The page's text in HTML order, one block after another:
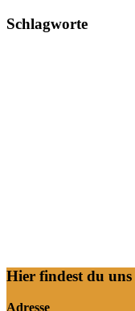
Schlagworte
Hier findest du uns
Adresse